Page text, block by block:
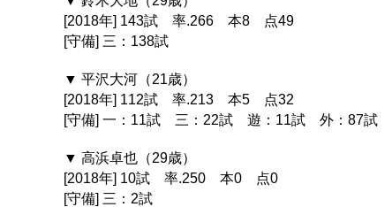
[2018年] 143試 率.266 本8 点49
[守備] 三：138試
▼ 平沢大河（21歳）
[2018年] 112試 率.213 本5 点32
[守備] 一：11試 三：22試 遊：11試 外：87試
▼ 高浜卓也（29歳）
[2018年] 10試 率.250 本0 点0
[守備] 三：2試